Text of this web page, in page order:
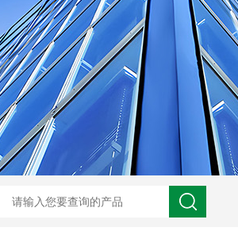
压油滤芯 CST71005离心机滤芯 RFA-630*10/